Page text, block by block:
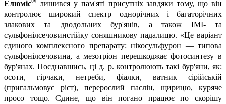
Елюміс
лишився у пам'яті присутніх завдяки тому, що він
контролює широкий спектр однорічних і багаторічних
злакових та дводольних бур'янів, а також ІМІ- та
сульфонілсечовинстійку соняшникову падалицю. «Це варіант
єдиного комплексного препарату: нікосульфурон — типова
сульфонілсечовина, а мезотріон перешкоджає фотосинтезу в
бур'янах. Поєднавшись, ці д. р. контролюють такі бур'яни, як:
осоти, гірчаки, нетреби, фіалки, ватник сірійській
(пригальмовує ріст), перерослий паслін, щирицю, куряче
просо тощо. Єдине, що він погано працює по скорішу